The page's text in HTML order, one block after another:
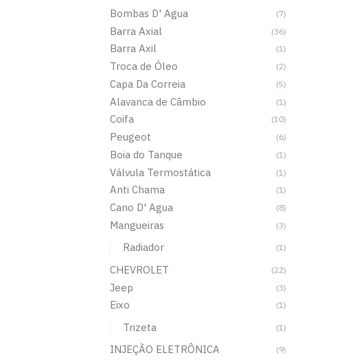
Bombas D' Agua
(7)
Barra Axial (36)
Barra Axil (1)
Troca de Óleo (2)
Capa Da Correia (5)
Alavanca de Câmbio (1)
Coifa (10)
Peugeot (6)
Boia do Tanque (1)
Válvula Termostática (1)
Anti Chama (1)
Cano D' Agua (8)
Mangueiras (3)
Radiador (1)
CHEVROLET (22)
Jeep (3)
Eixo (1)
Trizeta (1)
INJEÇÃO ELETRÔNICA (9)